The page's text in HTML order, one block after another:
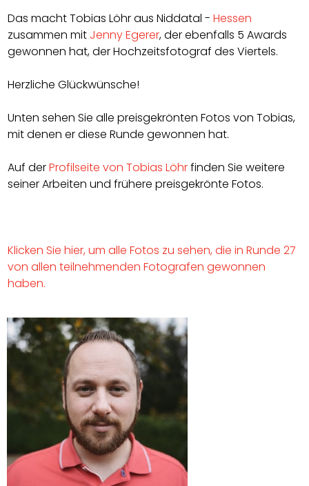
Das macht Tobias Löhr aus Niddatal - Hessen
zusammen mit Jenny Egerer, der ebenfalls 5 Awards
gewonnen hat, der Hochzeitsfotograf des Viertels.
Herzliche Glückwünsche!
Unten sehen Sie alle preisgekrönten Fotos von Tobias,
mit denen er diese Runde gewonnen hat.
Auf derProfilseite von Tobias Löhrfinden Sie weitere
seiner Arbeiten und frühere preisgekrönte Fotos.
Klicken Sie hier, um alle Fotos zu sehen, die in Runde 27
von allen teilnehmenden Fotografen gewonnen
haben.